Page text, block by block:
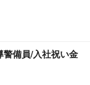
警備員/入社祝い金